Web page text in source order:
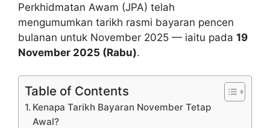
Perkhidmatan Awam (JPA) telah
mengumumkan tarikh rasmi bayaran pencen
bulanan untuk November 2025 — iaitu pada 19
November 2025 (Rabu).
Table of Contents
Kenapa Tarikh Bayaran November Tetap
Awal?